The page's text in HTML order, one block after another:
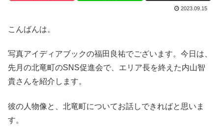
2023.09.15
こんばんは。
写真アイディアブックの福田良祐でございます。今日は、
先月の北竜町のSNS促進会で、エリア長を終えた内山智
貴さんを紹介します。
彼の人物像と、北竜町についてお話しできればと思いま
す。